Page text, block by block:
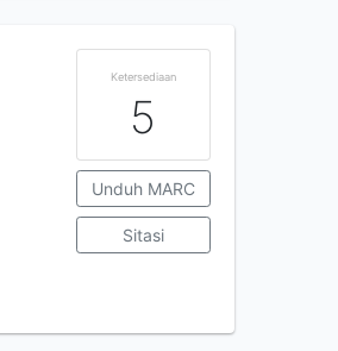
Ketersediaan
5
Unduh MARC
Sitasi